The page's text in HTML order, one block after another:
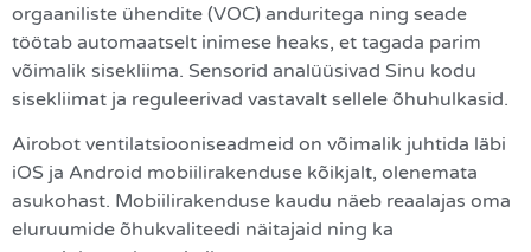
orgaaniliste ühendite (VOC) anduritega ning seade
töötab automaatselt inimese heaks, et tagada parim
võimalik sisekliima. Sensorid analüüsivad Sinu kodu
sisekliimat ja reguleerivad vastavalt sellele õhuhulkasid.
Airobot ventilatsiooniseadmeid on võimalik juhtida läbi
iOS ja Android mobiilirakenduse kõikjalt, olenemata
asukohast. Mobiilirakenduse kaudu näeb reaalajas oma
eluruumide õhukvaliteedi näitajaid ning ka